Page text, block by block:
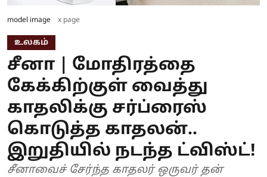
model image x page
உலகம்
சீனா | மோதிரத்தை
கேக்கிற்குள் வைத்து
காதலிக்கு சர்ப்ரைஸ்
கொடுத்த காதலன்..
இறுதியில் நடந்த ட்விஸ்ட்!
சீனாவைச் சேர்ந்த காதலர் ஒருவர் தன்